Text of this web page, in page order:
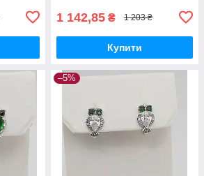
1 142,85 ₴ 1 203 ₴
Купити
–5%